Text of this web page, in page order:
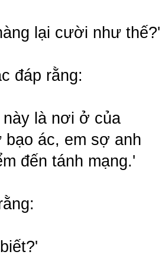
lại cười như thế?'
đáp rằng:
là nơi ở của
bạo ác, em sợ anh
đến tánh mạng.'